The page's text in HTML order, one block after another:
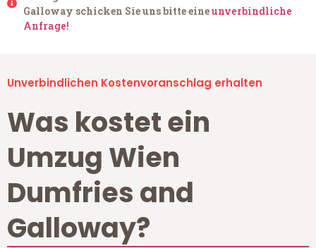
Galloway schicken Sie uns bitte eineunverbindliche
Anfrage!
Unverbindlichen Kostenvoranschlag erhalten
Was kostet ein
Umzug Wien
Dumfries and
Galloway?